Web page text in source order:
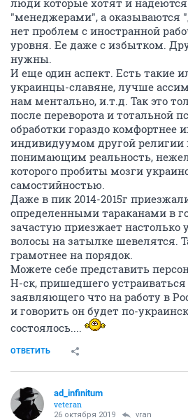
люди которые хотят и надеются
"менеджерами", а оказываются
нет проблем с иностранной
уровня. Ее даже с избытком.
нужны.
И еще один аспект. Есть такие
украинцы-славяне, лучше
нам ментально, и.т.д. Так это
после переворота и тотальной
обработки гораздо комфортнее
индивидуумом другой религии
понимающим реальность,
которого пробиты мозги
самостийностью.
Даже в пик 2014-2015г
определенными тараканами в
зачастую приезжает
волосы на затылке шевелятся.
грамотнее на порядок.
Можете себе представить
Н-ск, пришедшего устраиваться
заявляющего что на работу в
и говорить он будет по-
состоялось....
ОТВЕТИТЬ
ad_infinitum
veteran
26 октября 2019 vran